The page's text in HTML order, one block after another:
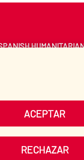
ACEPTAR
RECHAZAR
MEDIA